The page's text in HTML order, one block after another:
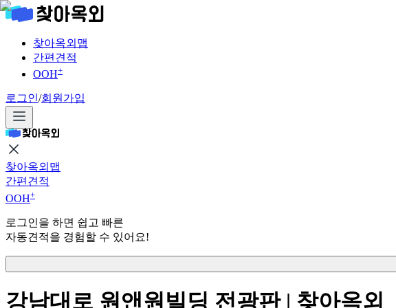
찾아옥외맵
간편견적
OOH+
로그인/회원가입
찾아옥외맵
간편견적
OOH+
로그인을 하면 쉽고 빠른
자동견적을 경험할 수 있어요!
강남대로 원앤원빌딩 전광판 | 찾아옥외